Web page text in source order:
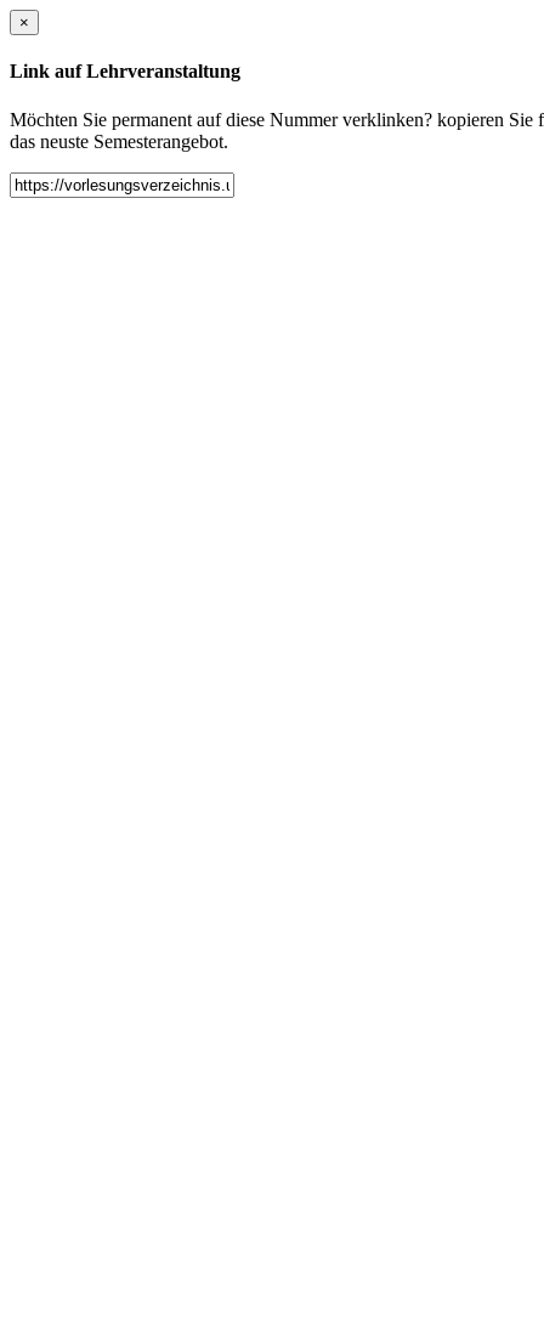
×
Link auf Lehrveranstaltung
Möchten Sie permanent auf diese Nummer verklinken? kopieren
das neuste Semesterangebot.